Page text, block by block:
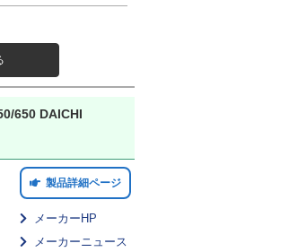
650 DAICHI
製品詳細ページ
メーカーHP
メーカーニュース